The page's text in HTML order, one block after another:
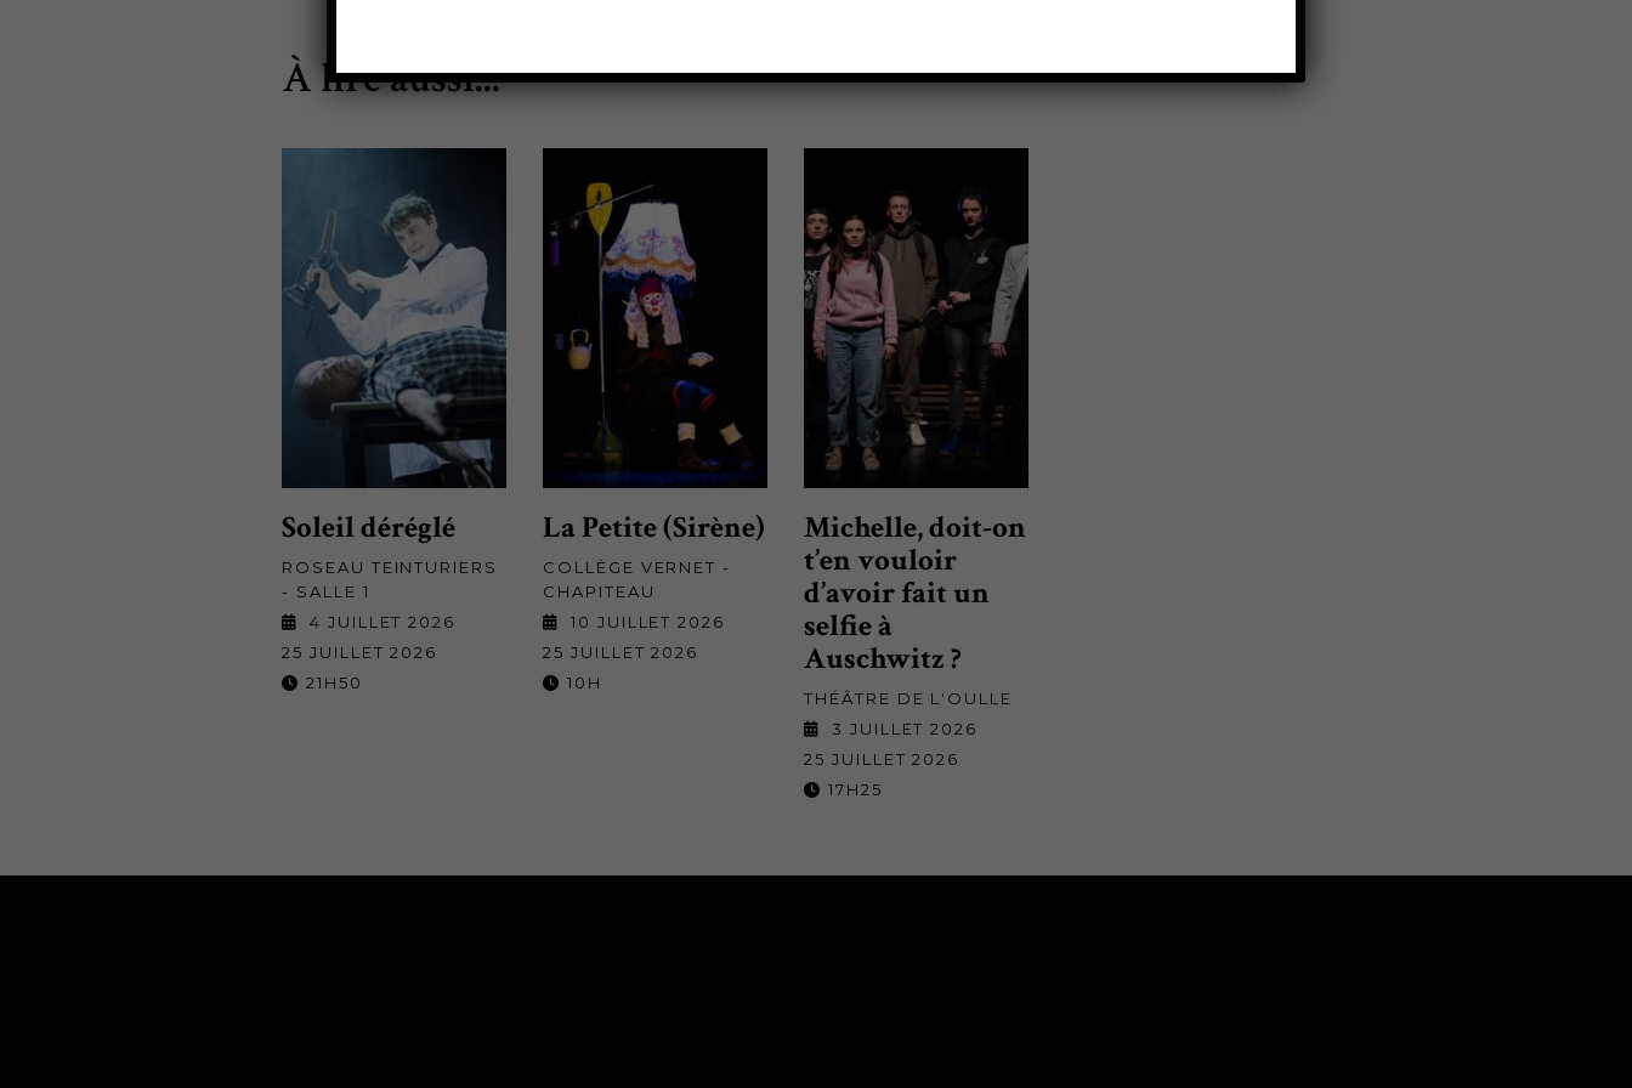
À lire aussi...
Soleil déréglé
ROSEAU TEINTURIERS
- SALLE 1
4 JUILLET 2026
25 JUILLET 2026
21H50
La Petite (Sirène)
COLLÈGE VERNET -
CHAPITEAU
10 JUILLET 2026
25 JUILLET 2026
10H
Michelle, doit-on
t’en vouloir
d’avoir fait un
selfie à
Auschwitz ?
THÉÂTRE DE L'OULLE
3 JUILLET 2026
25 JUILLET 2026
17H25